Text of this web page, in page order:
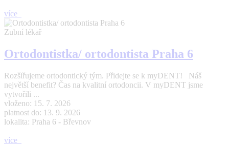
více
Zubní lékař
Ortodontistka/ ortodontista Praha 6
Rozšiřujeme ortodontický tým. Přidejte se k myDENT! Náš
největší benefit? Čas na kvalitní ortodoncii. V myDENT jsme
vytvořili ...
vloženo: 15. 7. 2026
platnost do: 13. 9. 2026
lokalita: Praha 6 - Břevnov
více